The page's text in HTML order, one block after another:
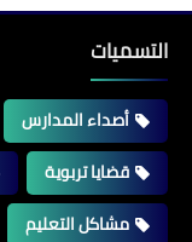
التسميات
أصداء المدارس
قضايا تربوية
مشاكل التعليم